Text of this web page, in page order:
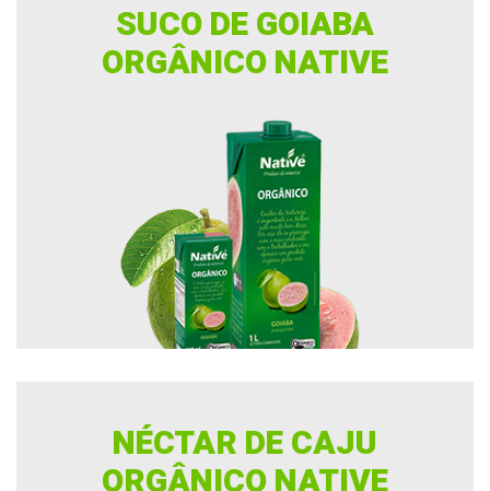
SUCO DE GOIABA
ORGÂNICO NATIVE
NÉCTAR DE CAJU